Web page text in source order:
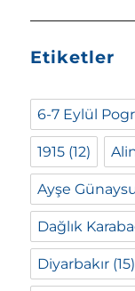
Etiketler
6-7 Eylül
1915 (12)
Ayşe
Dağlık
Diyarbakır (15)